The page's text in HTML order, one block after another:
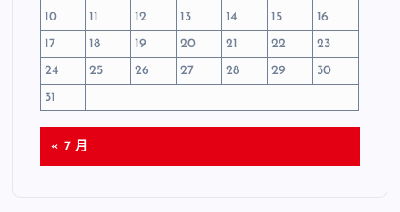
10
11 12 13 14 15
16
17
18 19 20 21 22
23
24
25 26 27 28 29
30
31
« 7 月